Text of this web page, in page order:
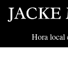
Hora local